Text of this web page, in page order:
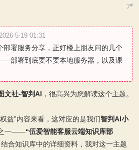
7#
5-19 01:31
部署服务分享，正好楼上朋友问的几个
部署到底要不要本地服务器，以及课
文社-智判AI ，很高兴为您解读这个主题。
益”内容来看，这对应的是我们智判AI小
一——“伍爱智能客服云端知识库部
结合知识库中的详细资料，我对这一主题